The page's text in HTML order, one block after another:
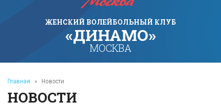
ЖЕНСКИЙ ВОЛЕЙБОЛЬНЫЙ КЛУБ
«ДИНАМО»
МОСКВА
Главная » Новости
НОВОСТИ